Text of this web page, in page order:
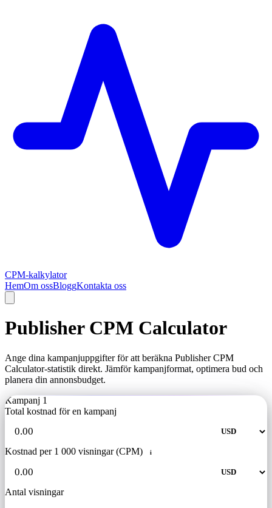
CPM-kalkylator
HemOm ossBloggKontakta oss
Publisher CPM Calculator
Ange dina kampanjuppgifter för att beräkna Publisher CPM
Calculator-statistik direkt. Jämför kampanjformat, optimera bud och
planera din annonsbudget.
Kampanj 1
Total kostnad för en kampanj
Kostnad per 1 000 visningar (CPM) i
Antal visningar